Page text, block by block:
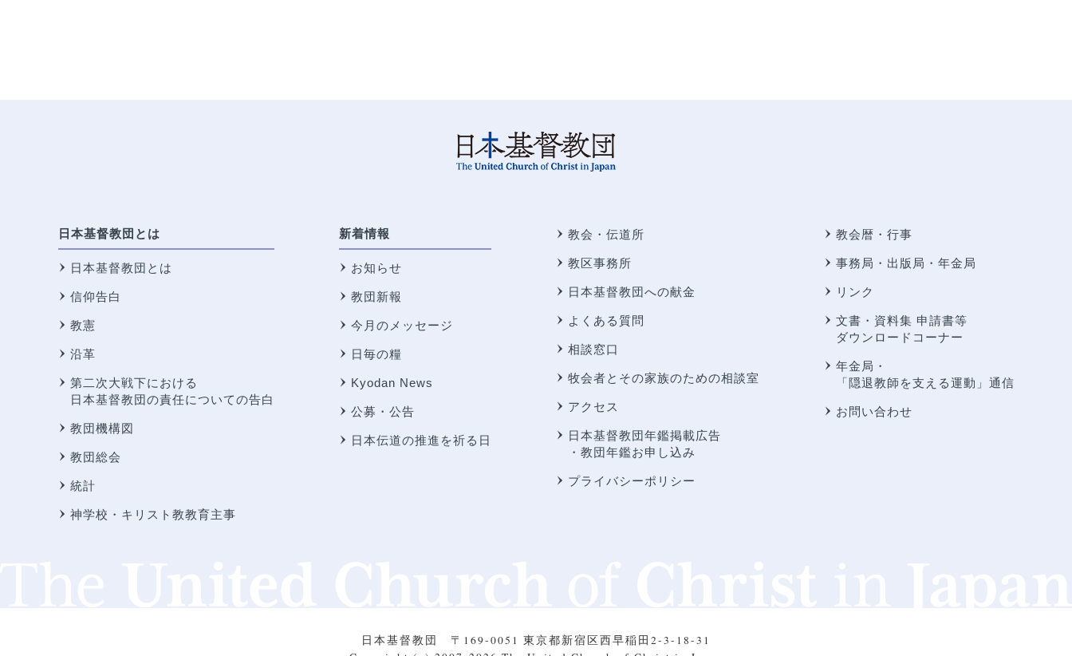
日本基督教団とは
日本基督教団とは
信仰告白
教憲
沿革
第二次大戦下における
日本基督教団の責任についての告白
教団機構図
教団総会
統計
神学校・キリスト教教育主事
新着情報
お知らせ
教団新報
今月のメッセージ
日毎の糧
Kyodan News
公募・公告
日本伝道の推進を祈る日
教会・伝道所
教区事務所
日本基督教団への献金
よくある質問
相談窓口
牧会者とその家族のための相談室
アクセス
日本基督教団年鑑掲載広告
・教団年鑑お申し込み
プライバシーポリシー
教会暦・行事
事務局・出版局・年金局
リンク
文書・資料集 申請書等
ダウンロードコーナー
年金局・
「隠退教師を支える運動」通信
お問い合わせ
日本基督教団 〒169-0051 東京都新宿区西早稲田2-3-18-31